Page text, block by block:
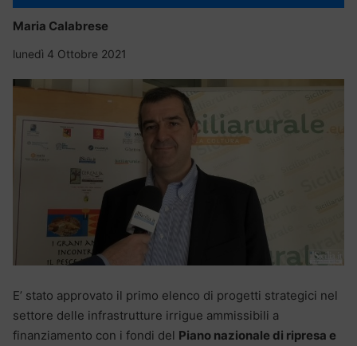
Maria Calabrese
lunedì 4 Ottobre 2021
E’ stato approvato il primo elenco di progetti strategici nel
settore delle infrastrutture irrigue ammissibili a
finanziamento con i fondi del Piano nazionale di ripresa e